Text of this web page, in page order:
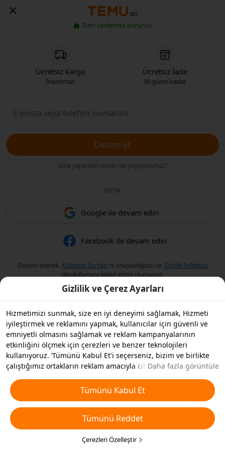
BG
Tüm verileriniz korunur
Ücretsiz kargo
İnanılmaz
Ücretsiz İade
90 güne kadar
Devam et
Giriş yaparken sorun mu yaşıyorsunuz?
VEYA
Google ile devam edin
Facebook ile devam edin
Devam ederek, Kullanım Şartları'nı onayladığınızı ve Gizlilik Politikası
okuduğunuzu kabul etmiş olursunuz.
Gizlilik ve Çerez Ayarları
Hizmetimizi sunmak, size en iyi deneyimi sağlamak, Hizmeti
iyileştirmek ve reklamını yapmak, kullanıcılar için güvenli ve
emniyetli olmasını sağlamak ve reklam kampanyalarının
etkinliğini ölçmek için çerezleri ve benzer teknolojileri
kullanıyoruz. ‘Tümünü Kabul Et'i seçerseniz, bizim ve birlikte
çalıştığımız ortakların reklam amacıyla cihazınızda çerezleri ve
Ayrıca, temel olmayan çerezlerin ’Tümünü Reddedebilir' veya
aşağıdaki ’Çerezleri Özelleştir'i tıklayarak veya gizlilik
ayarlarınızda istediğiniz zaman hangi çerez türlerini kabul
etmek veya devre dışı bırakmak istediğinizi seçebilirsiniz. Daha
fazla detay içinÇerezler ve Benzer Teknolojiler Politikamıza
Daha fazla görüntüle
Tümünü Kabul Et
Tümünü Reddet
Çerezleri Özelleştir